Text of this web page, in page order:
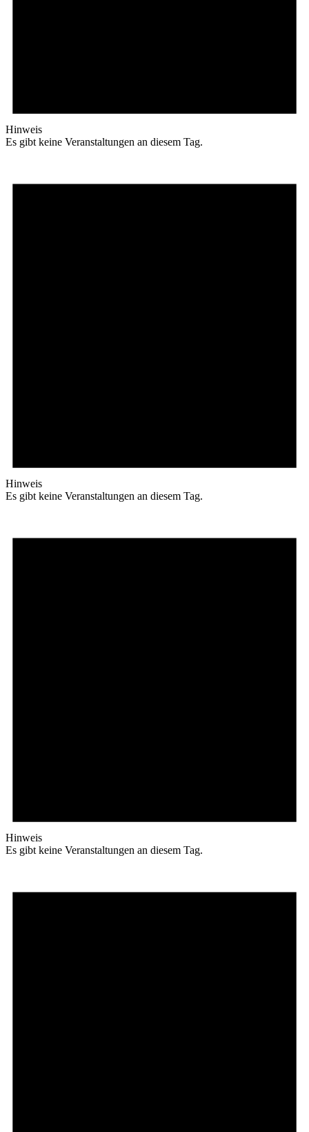
Hinweis
Es gibt keine Veranstaltungen an diesem Tag.
Hinweis
Es gibt keine Veranstaltungen an diesem Tag.
Hinweis
Es gibt keine Veranstaltungen an diesem Tag.